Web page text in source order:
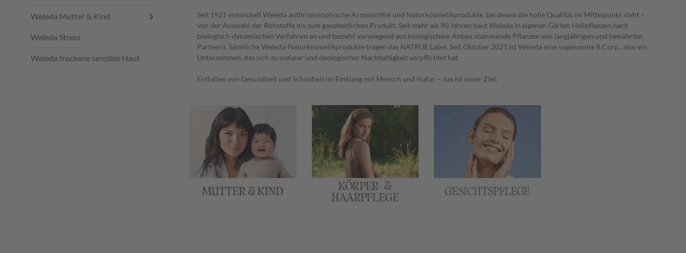
Weleda Mutter & Kind
Weleda Stress
Weleda trockene sensible Haut
Seit 1921 entwickelt Weleda anthroposophische Arzneimittel und Naturkosmetikprodukte, bei denen die hohe Qualität im Mittelpunkt steht –
von der Auswahl der Rohstoffe bis zum ganzheitlichen Produkt. Seit mehr als 90 Jahren baut Weleda in eigenen Gärten Heilpflanzen nach
biologisch-dynamischen Verfahren an und bezieht vorwiegend aus biologischem Anbau stammende Pflanzen von langjährigen und bewährten
Partnern. Sämtliche Weleda-Naturkosmetikprodukte tragen das NATRUE Label. Seit Oktober 2021 ist Weleda eine sogenannte B Corp., also ein
Unternehmen, das sich zu sozialer und ökologischer Nachhaltigkeit verpflichtet hat.
Entfalten von Gesundheit und Schönheit im Einklang mit Mensch und Natur – das ist unser Ziel.